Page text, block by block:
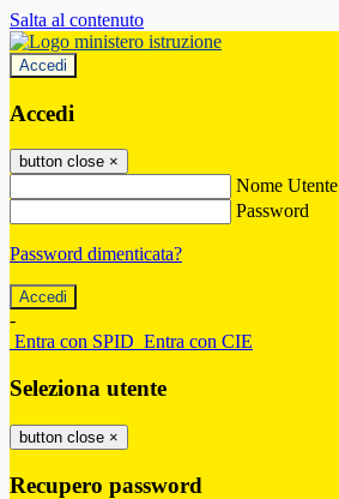
Salta al contenuto
Accedi
Accedi
button close ×
Nome Utente
Password
Password dimenticata?
-
Entra con SPID Entra con CIE
Seleziona utente
button close ×
Recupero password